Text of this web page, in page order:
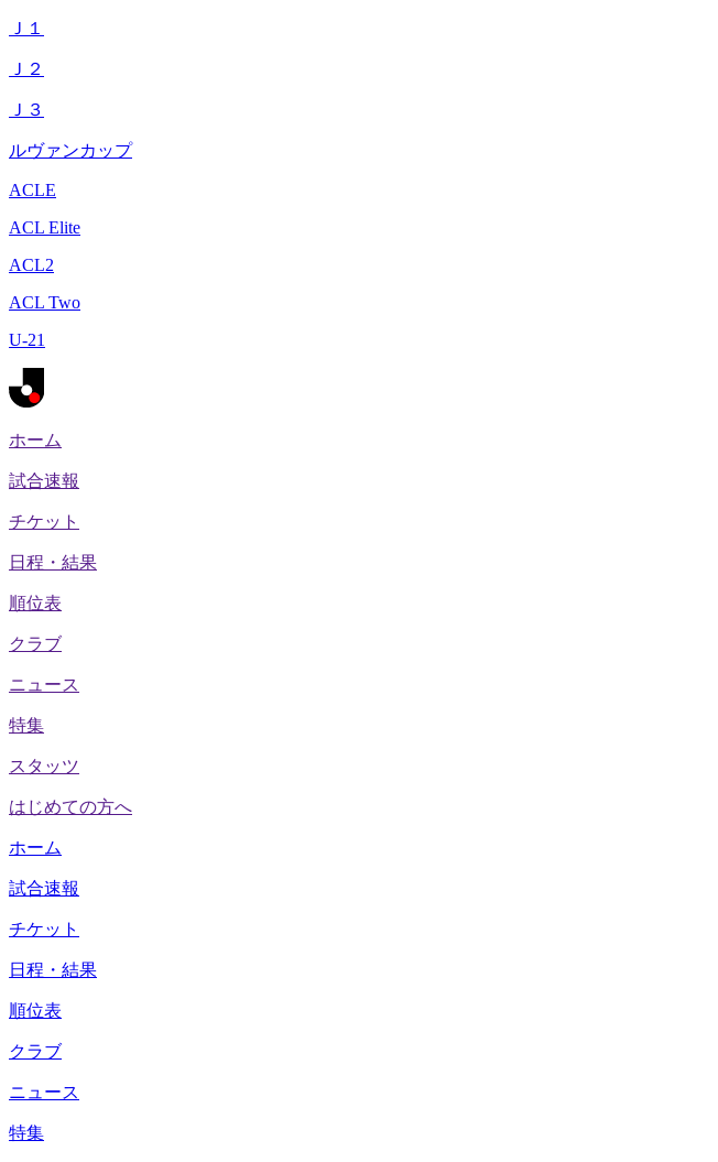
Ｊ１
Ｊ２
Ｊ３
ルヴァンカップ
ACLE
ACL Elite
ACL2
ACL Two
U-21
ホーム
試合速報
チケット
日程・結果
順位表
クラブ
ニュース
特集
スタッツ
はじめての方へ
ホーム
試合速報
チケット
日程・結果
順位表
クラブ
ニュース
特集